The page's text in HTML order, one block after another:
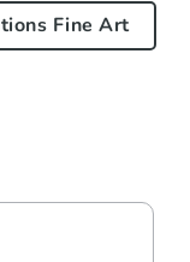
Fine Art